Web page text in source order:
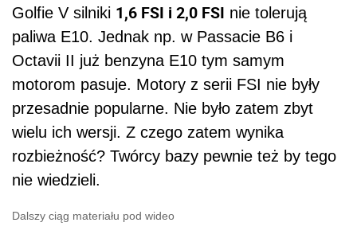
Golfie V silniki 1,6 FSI i 2,0 FSI nie tolerują
paliwa E10. Jednak np. w Passacie B6 i
Octavii II już benzyna E10 tym samym
motorom pasuje. Motory z serii FSI nie były
przesadnie popularne. Nie było zatem zbyt
wielu ich wersji. Z czego zatem wynika
rozbieżność? Twórcy bazy pewnie też by tego
nie wiedzieli.
Dalszy ciąg materiału pod wideo